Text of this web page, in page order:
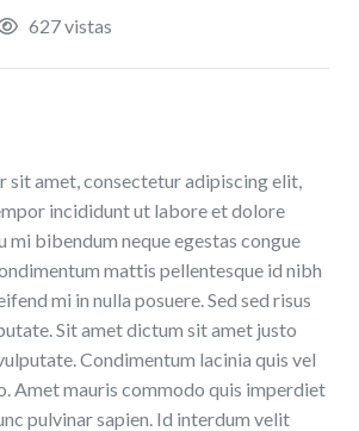
627 vistas
sit amet, consectetur adipiscing elit,
incididunt ut labore et dolore
mi bibendum neque egestas congue
mattis pellentesque id nibh
mi in nulla posuere. Sed sed risus
Sit amet dictum sit amet justo
Condimentum lacinia quis vel
Amet mauris commodo quis imperdiet
pulvinar sapien. Id interdum velit